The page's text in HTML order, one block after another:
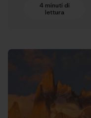
4 minuti di
lettura